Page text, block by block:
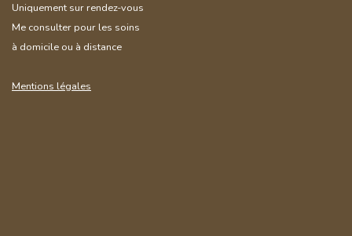
Uniquement sur rendez-vous
Me consulter pour les soins
à domicile ou à distance
Mentions légales